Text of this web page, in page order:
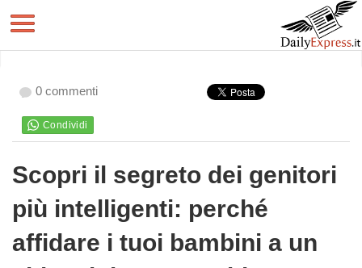
0 commenti
Scopri il segreto dei genitori
più intelligenti: perché
affidare i tuoi bambini a un